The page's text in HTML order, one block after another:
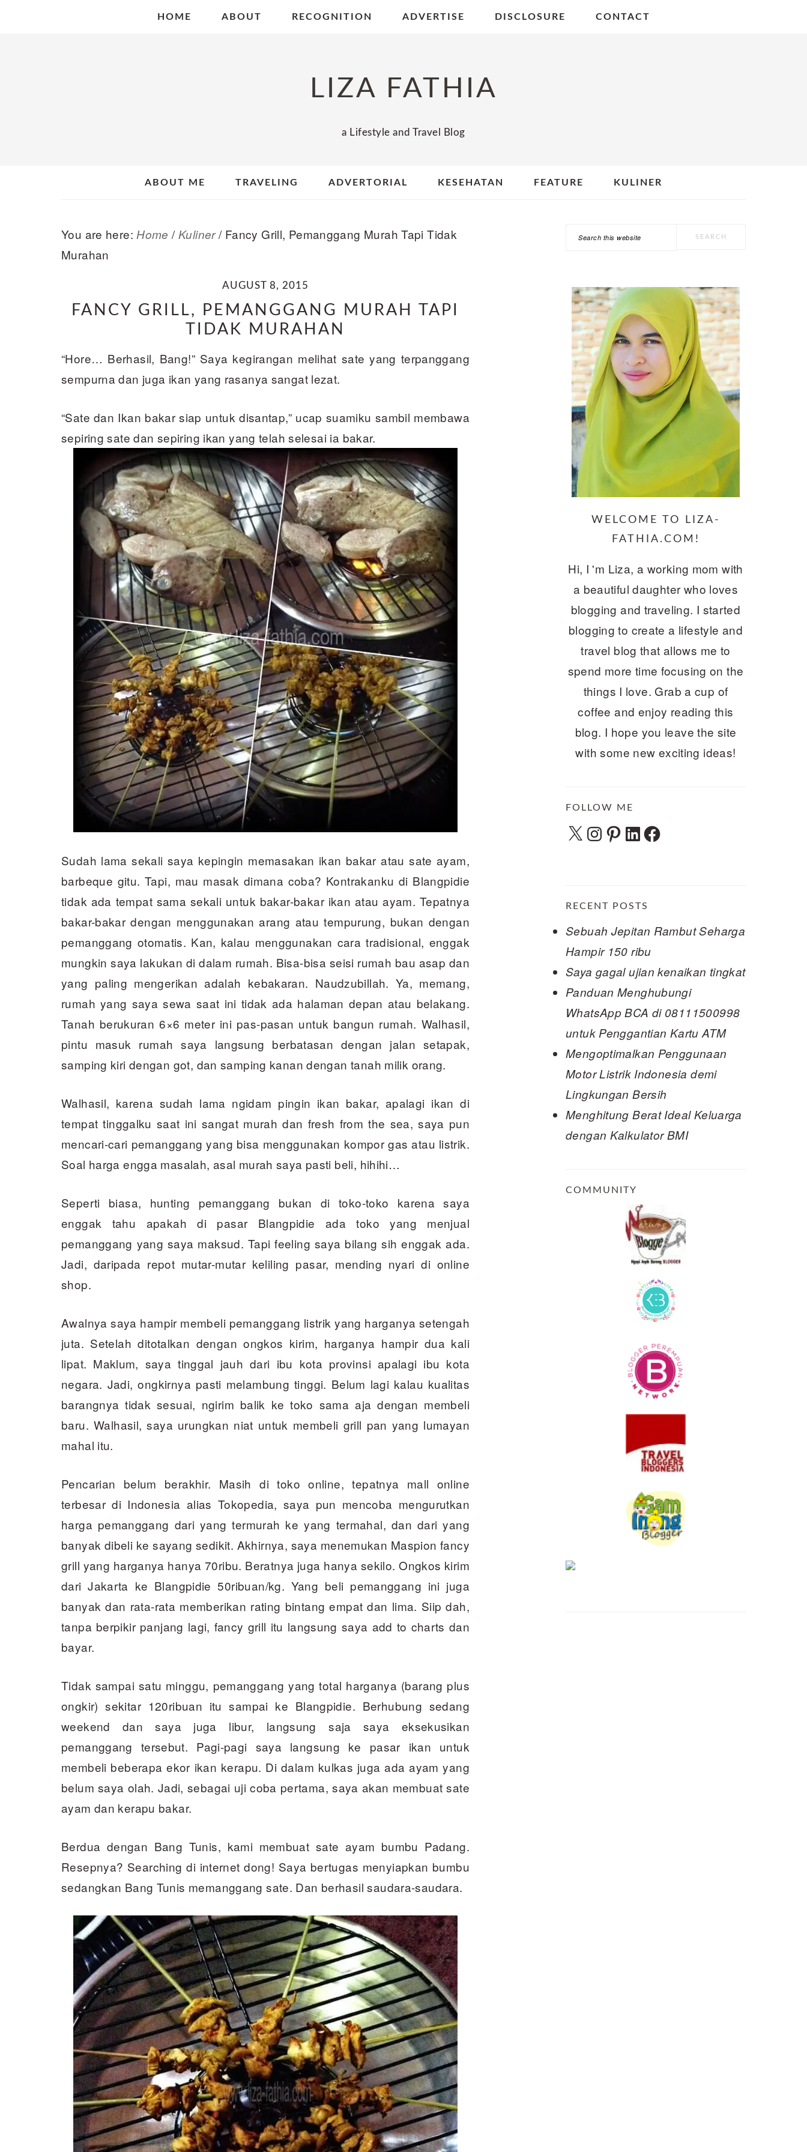
HOME ABOUT RECOGNITION ADVERTISE DISCLOSURE CONTACT
LIZA FATHIA
a Lifestyle and Travel Blog
ABOUT ME TRAVELING ADVERTORIAL KESEHATAN FEATURE KULINER
You are here: Home / Kuliner /Fancy Grill, Pemanggang Murah Tapi Tidak
Murahan
AUGUST 8, 2015
FANCY GRILL, PEMANGGANG MURAH TAPI
TIDAK MURAHAN
“Hore… Berhasil, Bang!” Saya kegirangan melihat sate yang terpanggang
sempurna dan juga ikan yang rasanya sangat lezat.
“Sate dan Ikan bakar siap untuk disantap,” ucap suamiku sambil membawa
sepiring sate dan sepiring ikan yang telah selesai ia bakar.
Sudah lama sekali saya kepingin memasakan ikan bakar atau sate ayam,
barbeque gitu. Tapi, mau masak dimana coba? Kontrakanku di Blangpidie
tidak ada tempat sama sekali untuk bakar-bakar ikan atau ayam. Tepatnya
bakar-bakar dengan menggunakan arang atau tempurung, bukan dengan
pemanggang otomatis. Kan, kalau menggunakan cara tradisional, enggak
mungkin saya lakukan di dalam rumah. Bisa-bisa seisi rumah bau asap dan
yang paling mengerikan adalah kebakaran. Naudzubillah. Ya, memang,
rumah yang saya sewa saat ini tidak ada halaman depan atau belakang.
Tanah berukuran 6×6 meter ini pas-pasan untuk bangun rumah. Walhasil,
pintu masuk rumah saya langsung berbatasan dengan jalan setapak,
samping kiri dengan got, dan samping kanan dengan tanah milik orang.
Walhasil, karena sudah lama ngidam pingin ikan bakar, apalagi ikan di
tempat tinggalku saat ini sangat murah dan fresh from the sea, saya pun
mencari-cari pemanggang yang bisa menggunakan kompor gas atau listrik.
Soal harga engga masalah, asal murah saya pasti beli, hihihi…
Seperti biasa, hunting pemanggang bukan di toko-toko karena saya
enggak tahu apakah di pasar Blangpidie ada toko yang menjual
pemanggang yang saya maksud. Tapi feeling saya bilang sih enggak ada.
Jadi, daripada repot mutar-mutar keliling pasar, mending nyari di online
shop.
Awalnya saya hampir membeli pemanggang listrik yang harganya setengah
juta. Setelah ditotalkan dengan ongkos kirim, harganya hampir dua kali
lipat. Maklum, saya tinggal jauh dari ibu kota provinsi apalagi ibu kota
negara. Jadi, ongkirnya pasti melambung tinggi. Belum lagi kalau kualitas
barangnya tidak sesuai, ngirim balik ke toko sama aja dengan membeli
baru. Walhasil, saya urungkan niat untuk membeli grill pan yang lumayan
mahal itu.
Pencarian belum berakhir. Masih di toko online, tepatnya mall online
terbesar di Indonesia alias Tokopedia, saya pun mencoba mengurutkan
harga pemanggang dari yang termurah ke yang termahal, dan dari yang
banyak dibeli ke sayang sedikit. Akhirnya, saya menemukan Maspion fancy
grill yang harganya hanya 70ribu. Beratnya juga hanya sekilo. Ongkos kirim
dari Jakarta ke Blangpidie 50ribuan/kg. Yang beli pemanggang ini juga
banyak dan rata-rata memberikan rating bintang empat dan lima. Siip dah,
tanpa berpikir panjang lagi, fancy grill itu langsung saya add to charts dan
bayar.
Tidak sampai satu minggu, pemanggang yang total harganya (barang plus
ongkir) sekitar 120ribuan itu sampai ke Blangpidie. Berhubung sedang
weekend dan saya juga libur, langsung saja saya eksekusikan
pemanggang tersebut. Pagi-pagi saya langsung ke pasar ikan untuk
membeli beberapa ekor ikan kerapu. Di dalam kulkas juga ada ayam yang
belum saya olah. Jadi, sebagai uji coba pertama, saya akan membuat sate
ayam dan kerapu bakar.
Berdua dengan Bang Tunis, kami membuat sate ayam bumbu Padang.
Resepnya? Searching di internet dong! Saya bertugas menyiapkan bumbu
sedangkan Bang Tunis memanggang sate. Dan berhasil saudara-saudara.
PRIMARY
Search
WELCOME TO LIZA-
FATHIA.COM!
Hi, I 'm Liza, a working mom with
a beautiful daughter who loves
blogging and traveling. I started
blogging to create a lifestyle and
travel blog that allows me to
spend more time focusing on the
things I love. Grab a cup of
coffee and enjoy reading this
blog. I hope you leave the site
with some new exciting ideas!
FOLLOW ME
X Instagram
Pinterest
LinkedInFacebook
RECENT POSTS
Sebuah Jepitan Rambut Seharga
Hampir 150 ribu
Saya gagal ujian kenaikan tingkat
Panduan Menghubungi
WhatsApp BCA di 08111500998
untuk Penggantian Kartu ATM
Mengoptimalkan Penggunaan
Motor Listrik Indonesia demi
Lingkungan Bersih
Menghitung Berat Ideal Keluarga
dengan Kalkulator BMI
COMMUNITY